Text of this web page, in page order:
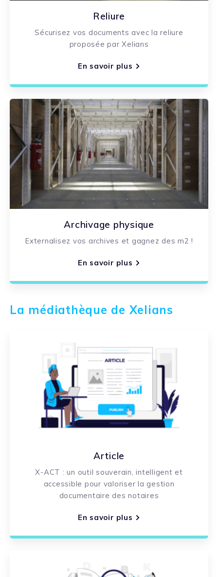
Reliure
Sécurisez vos documents avec la reliure
proposée par Xelians
En savoir plus
Archivage physique
Externalisez vos archives et gagnez des m2 !
En savoir plus
La médiathèque de Xelians
Article
X-ACT : un outil souverain, intelligent et
accessible pour valoriser la gestion
documentaire des notaires
En savoir plus